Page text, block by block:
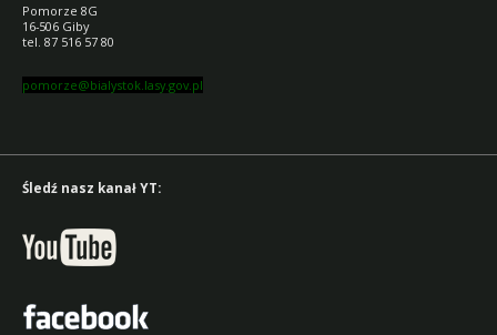
Pomorze 8G
16-506 Giby
tel. 87 516 57 80
pomorze@bialystok.lasy.gov.pl
Śledź nasz kanał YT: